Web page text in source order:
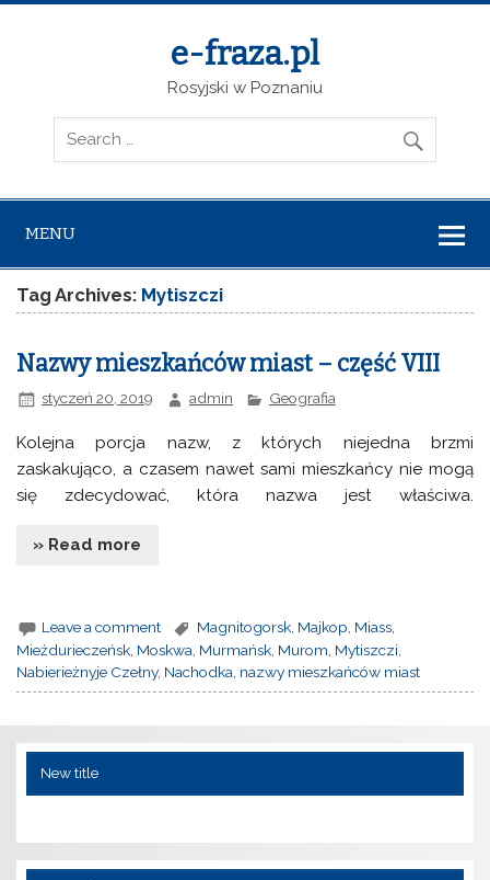
e-fraza.pl
Rosyjski w Poznaniu
MENU
Tag Archives: Mytiszczi
Nazwy mieszkańców miast – część VIII
styczeń 20, 2019 admin Geografia
Kolejna porcja nazw, z których niejedna brzmi
zaskakująco, a czasem nawet sami mieszkańcy nie mogą
się zdecydować, która nazwa jest właściwa.
» Read more
Leave a comment Magnitogorsk Majkop Miass
Mieżdurieczeńsk, Moskwa, Murmańsk, Murom, Mytiszczi,
Nabierieżnyje Czełny, Nachodka, nazwy mieszkańców miast
New title